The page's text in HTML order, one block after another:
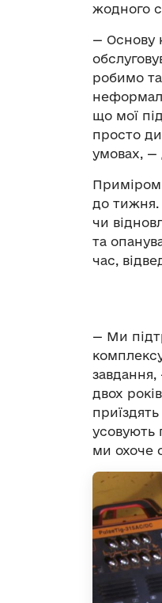
жодного
— Основу
робимо
що мої
просто
умовах, —
до тижня.
чи
та
час,
— Ми
двох
усовують
ми охоче